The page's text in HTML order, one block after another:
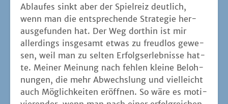
Ablau­fes sinkt aber der Spiel­reiz deut­lich,
wenn man die ent­spre­chen­de Stra­te­gie her­
aus­ge­fun­den hat. Der Weg dort­hin ist mir
aller­dings ins­ge­samt etwas zu freud­los gewe­
sen, weil man zu sel­ten Erfolgs­er­leb­nis­se hat­
te. Mei­ner Mei­nung nach feh­len klei­ne Beloh­
nun­gen, die mehr Abwechs­lung und viel­leicht
auch Mög­lich­kei­ten eröff­nen. So wäre es moti­